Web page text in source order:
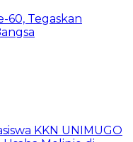
60, Tegaskan
KKN UNIMUGO